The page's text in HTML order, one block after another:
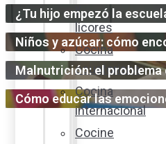
y
licores
Cocina
ecuatoriana
Cocina
internacional
Cocine
¿Tu hijo empezó la
Niños y azúcar: cómo
Malnutrición: el
Cómo educar las